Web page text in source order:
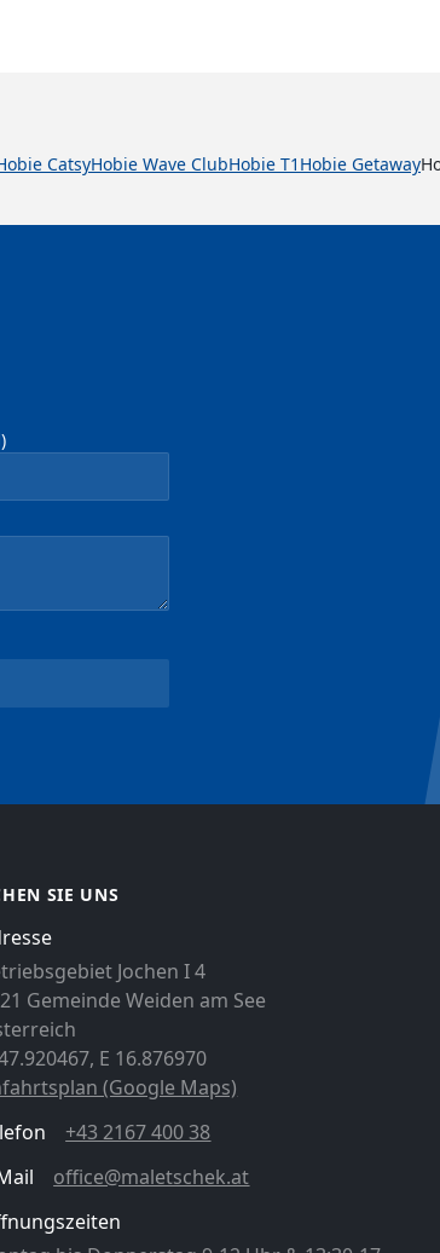
CatsyHobie Wave ClubHobie T1 Hobie Getaway
SIE UNS
Jochen I 4
Gemeinde Weiden am See
E 16.876970
(Google Maps)
+43 2167 400 38
office@maletschek.at